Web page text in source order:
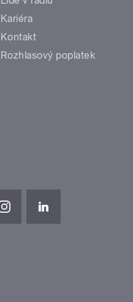
Kariéra
Kontakt
Rozhlasový poplatek